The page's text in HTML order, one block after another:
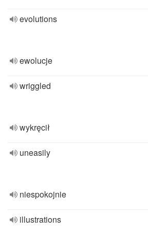
evolutions
ewolucje
wriggled
wykręcił
uneasily
niespokojnie
illustrations